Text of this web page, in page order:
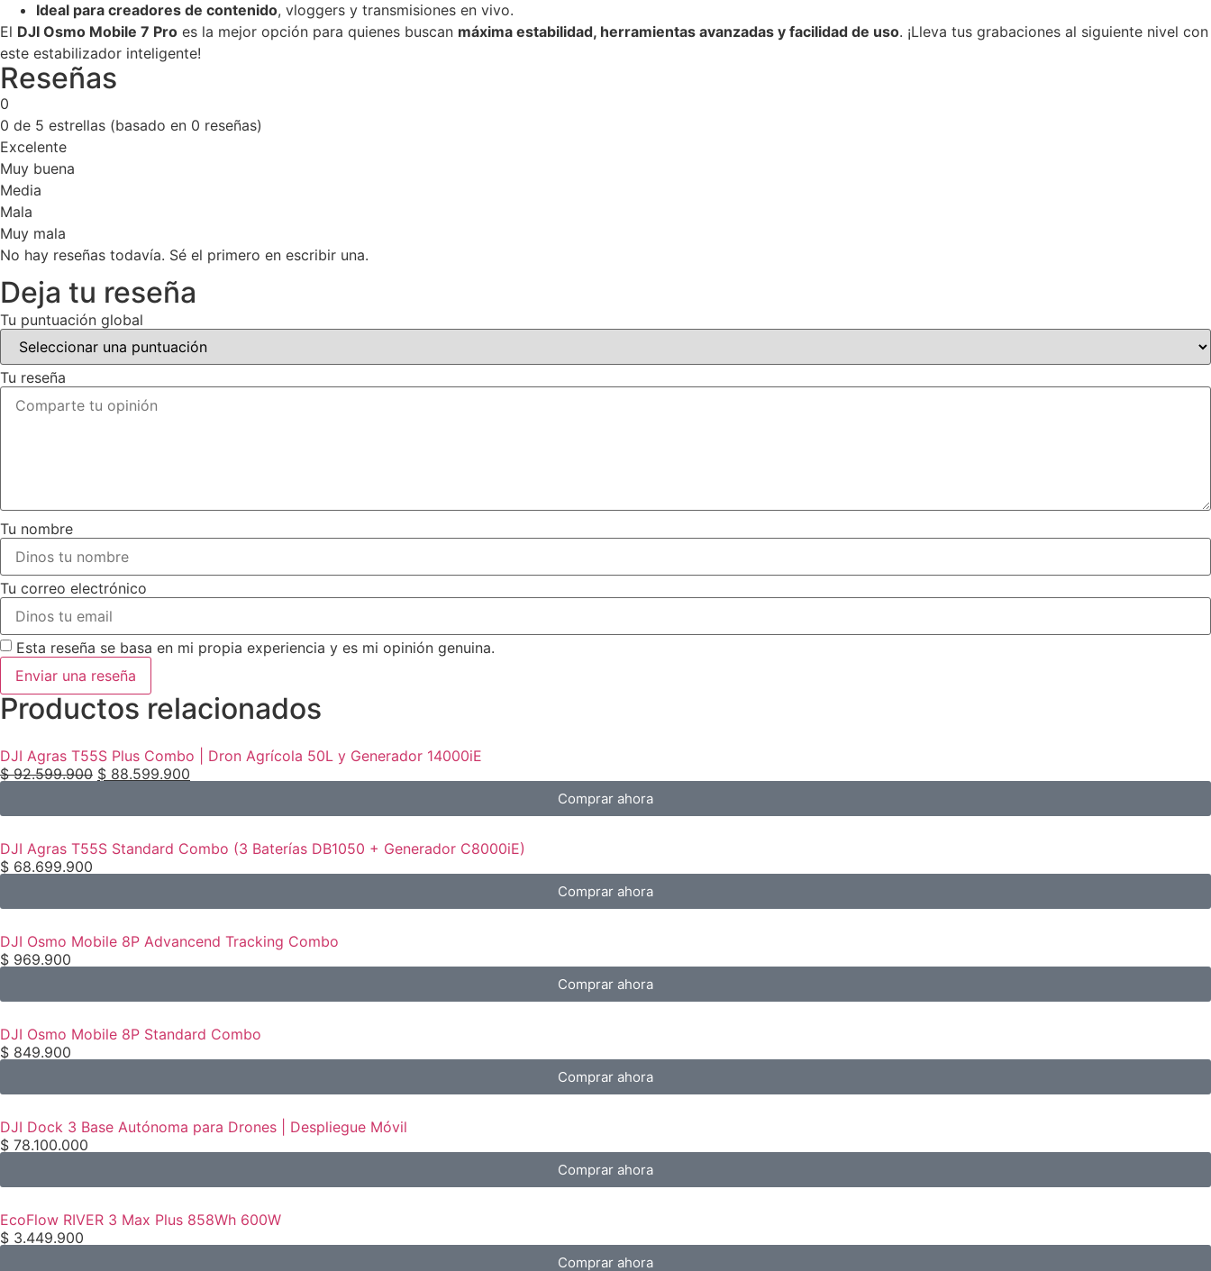
Ideal para creadores de contenido, vloggers y transmisiones en vivo.
El DJI Osmo Mobile 7 Pro es la mejor opción para quienes buscan máxima estabilidad, herramientas avanzadas y facilidad de uso. ¡Lleva tus grabaciones al siguiente nivel con
este estabilizador inteligente!
Reseñas
0
0 de 5 estrellas (basado en 0 reseñas)
Excelente
Muy buena
Media
Mala
Muy mala
No hay reseñas todavía. Sé el primero en escribir una.
Deja tu reseña
Tu puntuación global
Tu reseña
Tu nombre
Tu correo electrónico
Esta reseña se basa en mi propia experiencia y es mi opinión genuina.
Enviar una reseña
Productos relacionados
DJI Agras T55S Plus Combo | Dron Agrícola 50L y Generador 14000iE
$92.599.900 $ 88.599.900
Comprar ahora
DJI Agras T55S Standard Combo (3 Baterías DB1050 + Generador C8000iE)
$ 68.699.900
Comprar ahora
DJI Osmo Mobile 8P Advancend Tracking Combo
$ 969.900
Comprar ahora
DJI Osmo Mobile 8P Standard Combo
$ 849.900
Comprar ahora
DJI Dock 3 Base Autónoma para Drones | Despliegue Móvil
$ 78.100.000
Comprar ahora
EcoFlow RIVER 3 Max Plus 858Wh 600W
$ 3.449.900
Comprar ahora